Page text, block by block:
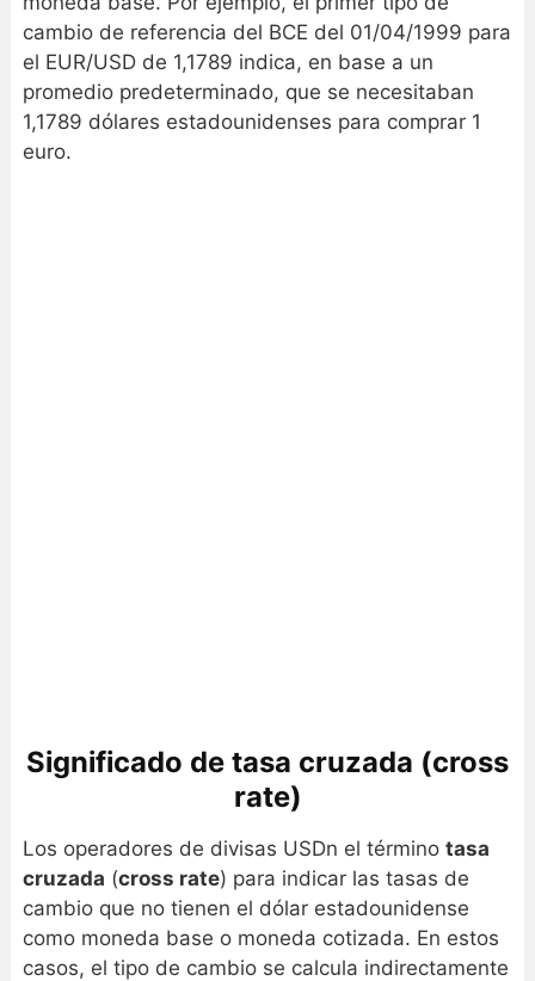
cambio de referencia del BCE del 01/04/1999 para
el EUR/USD de 1,1789 indica, en base a un
promedio predeterminado, que se necesitaban
1,1789 dólares estadounidenses para comprar 1
euro.
Significado de tasa cruzada (cross
rate)
Los operadores de divisas USDn el término tasa
cruzada (cross rate) para indicar las tasas de
cambio que no tienen el dólar estadounidense
como moneda base o moneda cotizada. En estos
casos, el tipo de cambio se calcula indirectamente